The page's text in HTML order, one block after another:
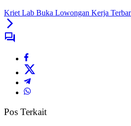
Kriet Lab Buka Lowongan Kerja
Pos Terkait